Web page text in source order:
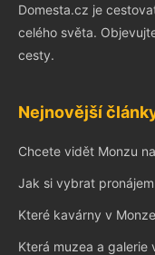
Domesta.cz je
celého světa.
cesty.
Nejnovější
Chcete vidět Monzu
Jak si vybrat
Které kavárny v
Která muzea a galerie